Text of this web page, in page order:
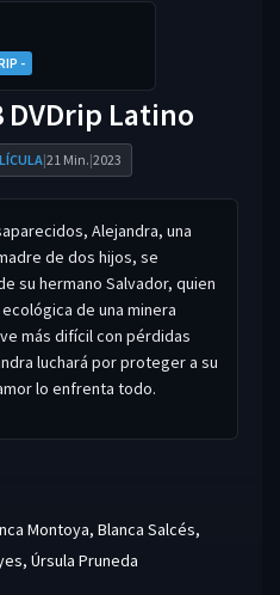
-
DVDrip Latino
|21 Min.|2023
Alejandra, una
de dos hijos, se
su hermano Salvador, quien
de una minera
más difícil con pérdidas
luchará por proteger a su
lo enfrenta todo.
Montoya, Blanca Salcés,
, Úrsula Pruneda